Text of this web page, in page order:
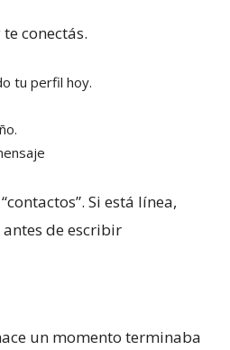
conectás.
tu perfil hoy.
Si está línea,
de escribir
un momento terminaba